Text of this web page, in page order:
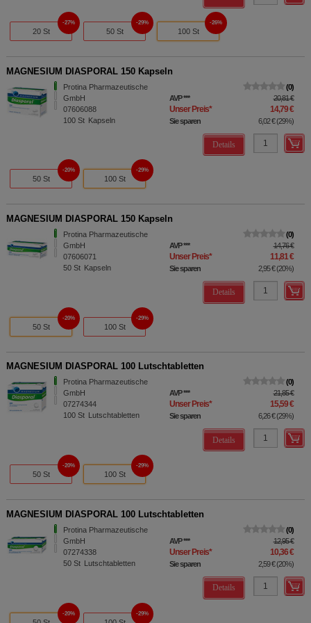
20 St
27%
50 St
29%
100 St
26%
MAGNESIUM DIASPORAL 150 Kapseln
Protina Pharmazeutische
GmbH
07606088
100 St Kapseln
0
AVP*** 20,81 €
Unser Preis* 14,79 €
Sie sparen 6,02 €(29%)
Details
50 St
20%
100 St
29%
MAGNESIUM DIASPORAL 150 Kapseln
Protina Pharmazeutische
GmbH
07606071
50 St Kapseln
0
AVP*** 14,76 €
Unser Preis* 11,81 €
Sie sparen 2,95 €(20%)
Details
50 St
20%
100 St
29%
MAGNESIUM DIASPORAL 100 Lutschtabletten
Protina Pharmazeutische
GmbH
07274344
100 St Lutschtabletten
0
AVP*** 21,85 €
Unser Preis* 15,59 €
Sie sparen 6,26 €(29%)
Details
50 St
20%
100 St
29%
MAGNESIUM DIASPORAL 100 Lutschtabletten
Protina Pharmazeutische
GmbH
07274338
50 St Lutschtabletten
0
AVP*** 12,95 €
Unser Preis* 10,36 €
Sie sparen 2,59 €(20%)
Details
20% 29%